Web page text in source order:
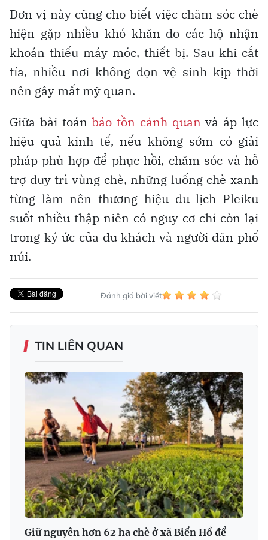
Đơn vị này cũng cho biết việc chăm sóc chè
hiện gặp nhiều khó khăn do các hộ nhận
khoán thiếu máy móc, thiết bị. Sau khi cắt
tỉa, nhiều nơi không dọn vệ sinh kịp thời
nên gây mất mỹ quan.
Giữa bài toánbảo tồn cảnh quan và áp lực
hiệu quả kinh tế, nếu không sớm có giải
pháp phù hợp để phục hồi, chăm sóc và hỗ
trợ duy trì vùng chè, những luống chè xanh
từng làm nên thương hiệu du lịch Pleiku
suốt nhiều thập niên có nguy cơ chỉ còn lại
trong ký ức của du khách và người dân phố
núi.
Đánh giá bài viết
TIN LIÊN QUAN
Giữ nguyên hơn 62 ha chè ở xã Biển Hồ để